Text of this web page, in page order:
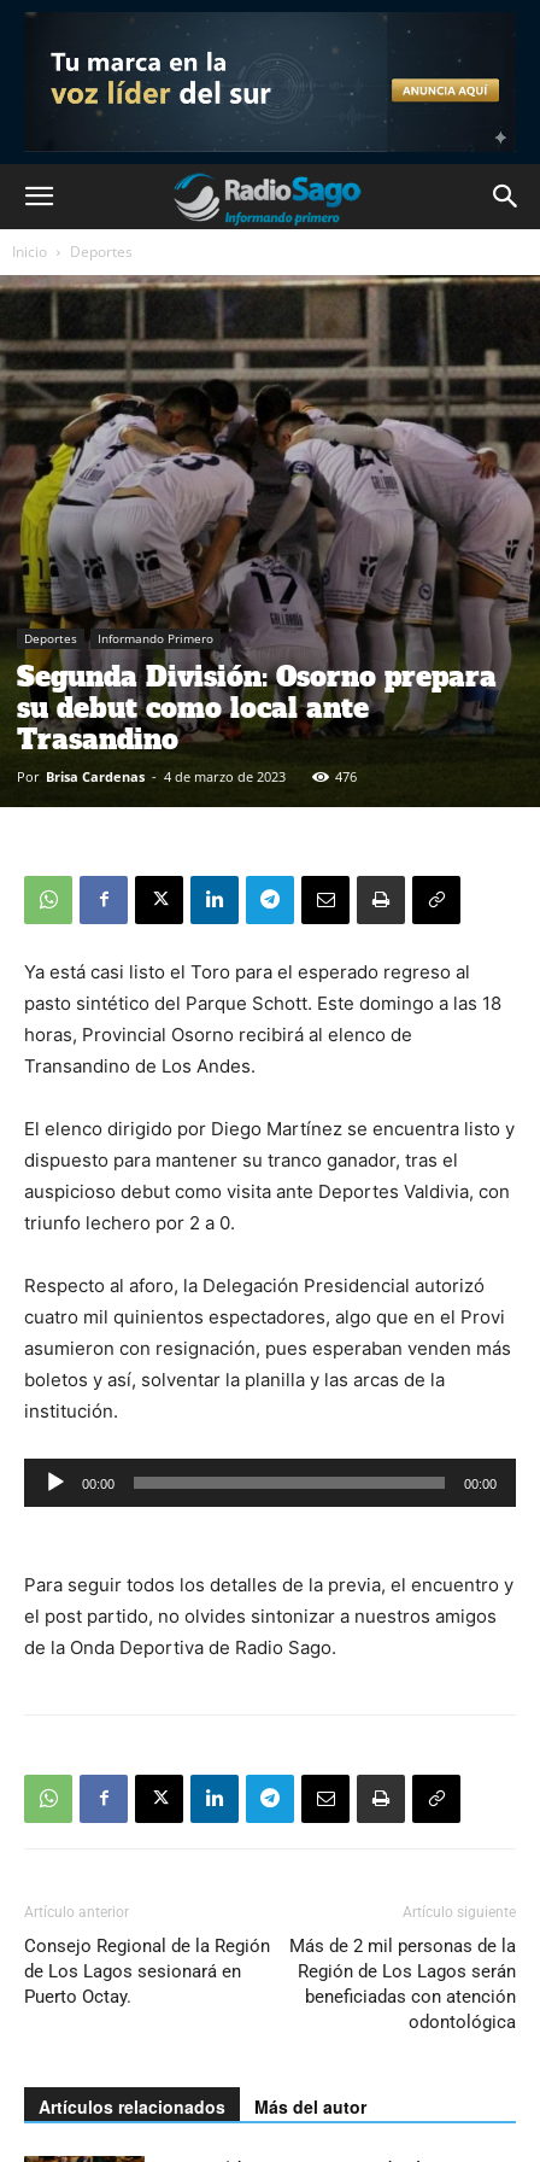
Inicio Deportes
Deportes Informando Primero
Segunda División: Osorno prepara
su debut como local ante
Trasandino
Por Brisa Cardenas - 4 de marzo de 2023 476
Ya está casi listo el Toro para el esperado regreso al
pasto sintético del Parque Schott. Este domingo a las 18
horas, Provincial Osorno recibirá al elenco de
Transandino de Los Andes.
El elenco dirigido por Diego Martínez se encuentra listo y
dispuesto para mantener su tranco ganador, tras el
auspicioso debut como visita ante Deportes Valdivia, con
triunfo lechero por 2 a 0.
Respecto al aforo, la Delegación Presidencial autorizó
cuatro mil quinientos espectadores, algo que en el Provi
asumieron con resignación, pues esperaban venden más
boletos y así, solventar la planilla y las arcas de la
institución.
Reproductor
de
00:00 00:00
Para seguir todos los detalles de la previa, el encuentro y
el post partido, no olvides sintonizar a nuestros amigos
de la Onda Deportiva de Radio Sago.
Artículo anterior
Consejo Regional de la Región
de Los Lagos sesionará en
Puerto Octay.
Artículo siguiente
Más de 2 mil personas de la
Región de Los Lagos serán
beneficiadas con atención
odontológica
Artículos relacionados Más del autor